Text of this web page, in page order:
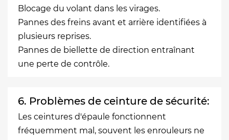
Blocage du volant dans les virages.
Pannes des freins avant et arrière identifiées à
plusieurs reprises.
Pannes de biellette de direction entraînant
une perte de contrôle.
6. Problèmes de ceinture de sécurité:
Les ceintures d'épaule fonctionnent
fréquemment mal, souvent les enrouleurs ne